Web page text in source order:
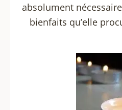
absolument
bienfaits qu’elle